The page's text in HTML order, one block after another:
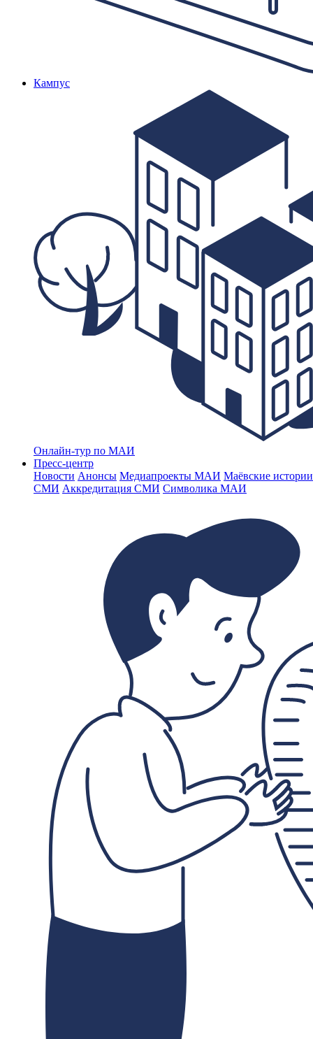
Кампус
Онлайн-тур по МАИ
Пресс-центр
Новости Анонсы Медиапроекты МАИ Маёвские
СМИ Аккредитация СМИ Символика МАИ